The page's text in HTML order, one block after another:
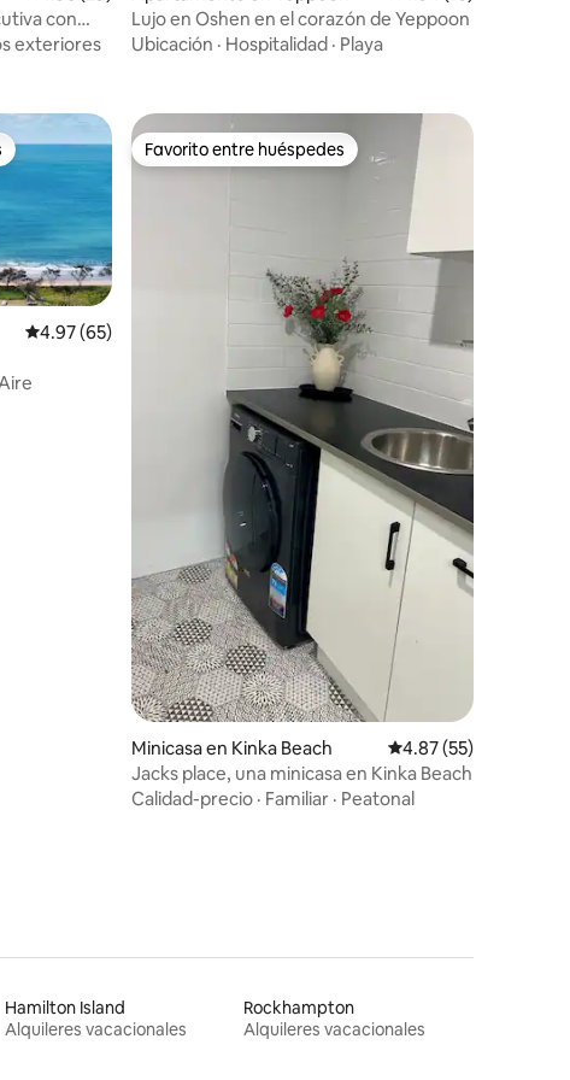
con
exteriores
Lujo en Oshen en el corazón de Yeppoon
Ubicación · Hospitalidad · Playa
Calificación promedio: 4.97 de 5, 65 reseñas
4.97 (65)
Aire
Favorito entre huéspedes
Favorito entre huéspedes
Minicasa en Kinka Beach Calificación
4.87 (55)
Jacks place, una minicasa en Kinka Beach
Calidad-precio · Familiar · Peatonal
Hamilton Island
Alquileres vacacionales
Rockhampton
Alquileres vacacionales